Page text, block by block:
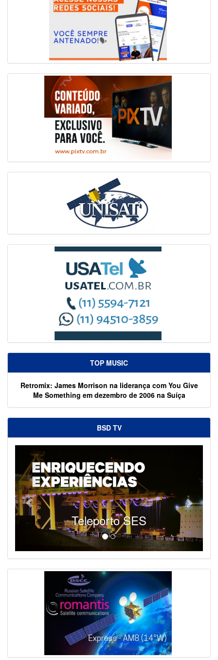
TOP MUSIC
Retromix: James Morrison na liderança com You Give
Me Something em dezembro de 2006 na Suíça
BSD TV
Teleporto SES